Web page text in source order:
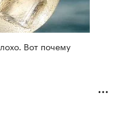
Вот почему